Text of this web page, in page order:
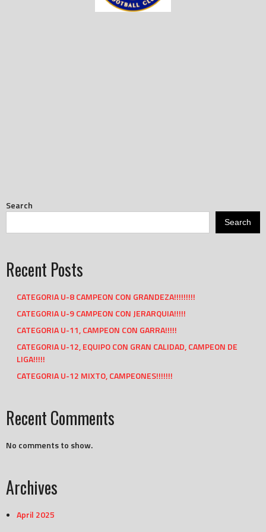
Search
Search
Recent Posts
CATEGORIA U-8 CAMPEON CON GRANDEZA!!!!!!!!!
CATEGORIA U-9 CAMPEON CON JERARQUIA!!!!!
CATEGORIA U-11, CAMPEON CON GARRA!!!!!
CATEGORIA U-12, EQUIPO CON GRAN CALIDAD, CAMPEON DE
LIGA!!!!!
CATEGORIA U-12 MIXTO, CAMPEONES!!!!!!!
Recent Comments
No comments to show.
Archives
April 2025